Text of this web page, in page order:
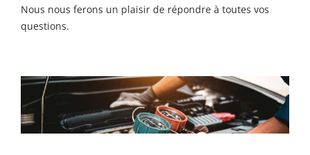
Nous nous ferons un plaisir de répondre à toutes vos
questions.